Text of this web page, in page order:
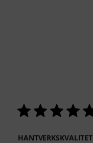
HANTVERKSKVALITET